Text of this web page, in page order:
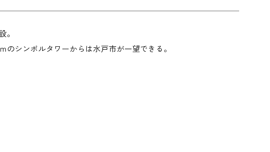
。
シンボルタワーからは水戸市が一望できる。